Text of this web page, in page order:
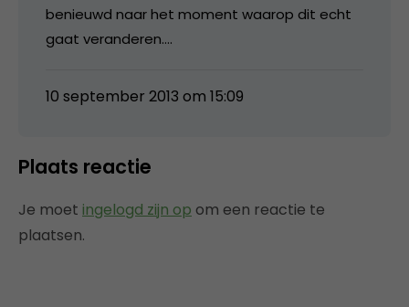
benieuwd naar het moment waarop dit echt
gaat veranderen….
10 september 2013 om 15:09
Plaats reactie
Je moet ingelogd zijn op om een reactie te
plaatsen.